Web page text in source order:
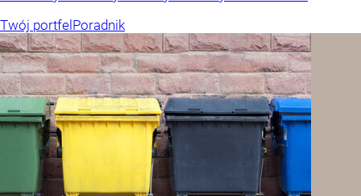
Twój portfel Poradnik